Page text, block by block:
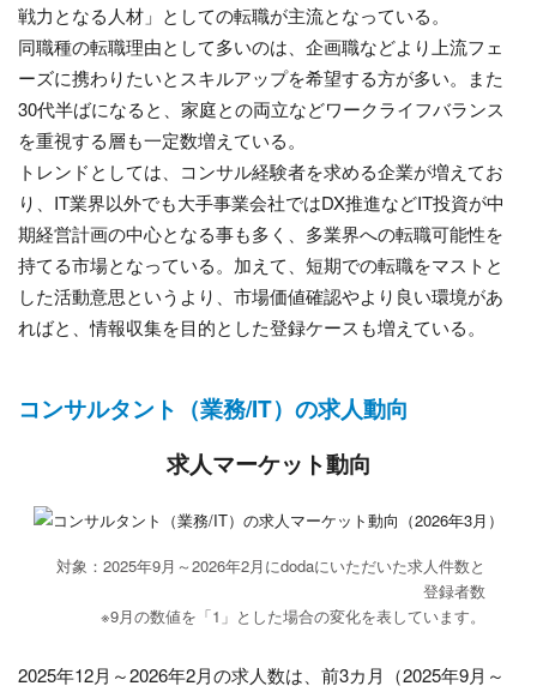
戦力となる人材」としての転職が主流となっている。
同職種の転職理由として多いのは、企画職などより上流フェ
ーズに携わりたいとスキルアップを希望する方が多い。また
30代半ばになると、家庭との両立などワークライフバランス
を重視する層も一定数増えている。
トレンドとしては、コンサル経験者を求める企業が増えてお
り、IT業界以外でも大手事業会社ではDX推進などIT投資が中
期経営計画の中心となる事も多く、多業界への転職可能性を
持てる市場となっている。加えて、短期での転職をマストと
した活動意思というより、市場価値確認やより良い環境があ
ればと、情報収集を目的とした登録ケースも増えている。
コンサルタント（業務/IT）の求人動向
求人マーケット動向
対象：2025年9月～2026年2月にdodaにいただいた求人件数と
登録者数
※9月の数値を「1」とした場合の変化を表しています。
2025年12月～2026年2月の求人数は、前3カ月（2025年9月～